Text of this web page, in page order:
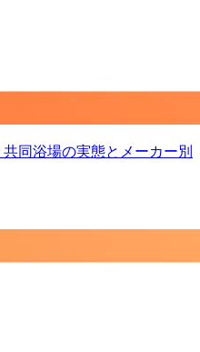
同浴場の実態とメーカー別